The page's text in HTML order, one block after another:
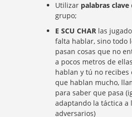
Utilizar palabras clave
grupo;
E SCU CHAR las
falta hablar, sino todo
pasan cosas que no
a pocos metros de
hablan y tú no recibes
que hablan mucho,
para saber que pasa
adaptando la táctica a
adversarios)